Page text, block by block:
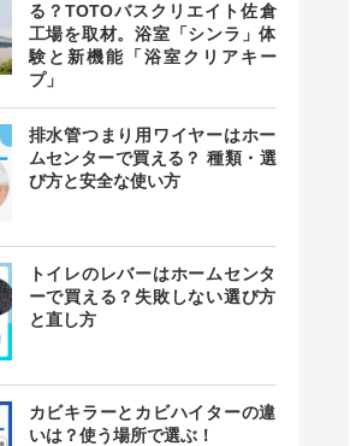
る？TOTOバスクリエイト佐倉
工場を取材。浴室「シンラ」体
験と新機能「浴室クリアキー
プ」
排水管つまり用ワイヤーはホー
ムセンターで買える？ 種類・選
び方と安全な使い方
トイレのレバーはホームセンタ
ーで買える？失敗しない選び方
と直し方
カビキラーとカビハイターの違
いは？使う場所で選ぶ！